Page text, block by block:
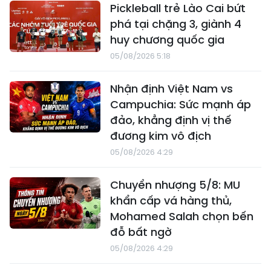
Pickleball trẻ Lào Cai bứt
phá tại chặng 3, giành 4
huy chương quốc gia
05/08/2026 5:18
Nhận định Việt Nam vs
Campuchia: Sức mạnh áp
đảo, khẳng định vị thế
đương kim vô địch
05/08/2026 4:29
Chuyển nhượng 5/8: MU
khẩn cấp vá hàng thủ,
Mohamed Salah chọn bến
đỗ bất ngờ
05/08/2026 4:29